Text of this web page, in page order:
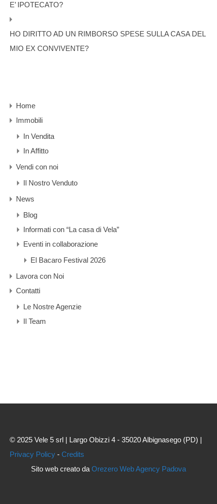
E’ IPOTECATO?
HO DIRITTO AD UN RIMBORSO SPESE SULLA CASA DEL
MIO EX CONVIVENTE?
Home
Immobili
In Vendita
In Affitto
Vendi con noi
Il Nostro Venduto
News
Blog
Informati con “La casa di Vela”
Eventi in collaborazione
El Bacaro Festival 2026
Lavora con Noi
Contatti
Le Nostre Agenzie
Il Team
© 2025 Vele 5 srl | Largo Obizzi 4 - 35020 Albignasego (PD) |
Privacy Policy - Credits
Sito web creato da Orezero Web Agency Padova